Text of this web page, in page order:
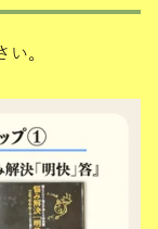
。